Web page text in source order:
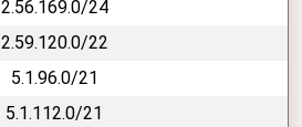
2.56.169.0/24
2.59.120.0/22
5.1.96.0/21
5.1.112.0/21